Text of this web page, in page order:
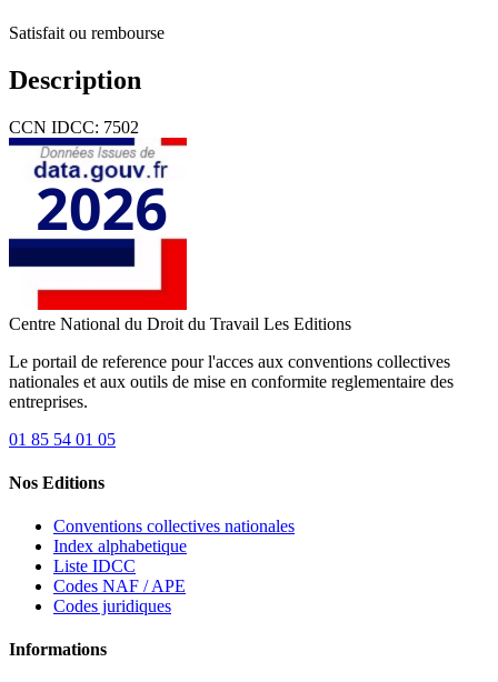
Satisfait ou rembourse
Description
CCN IDCC: 7502
Centre National du Droit du Travail Les Editions
Le portail de reference pour l'acces aux conventions collectives
nationales et aux outils de mise en conformite reglementaire des
entreprises.
01 85 54 01 05
Nos Editions
Conventions collectives nationales
Index alphabetique
Liste IDCC
Codes NAF / APE
Codes juridiques
Informations